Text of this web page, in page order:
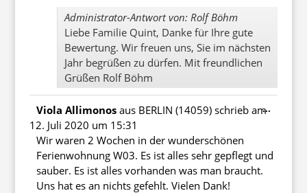
Administrator-Antwort von: Rolf Böhm
Liebe Familie Quint, Danke für Ihre gute
Bewertung. Wir freuen uns, Sie im nächsten
Jahr begrüßen zu dürfen. Mit freundlichen
Grüßen Rolf Böhm
Viola Allimonos aus BERLIN (14059) schrieb am
12. Juli 2020 um 15:31
Wir waren 2 Wochen in der wunderschönen
Ferienwohnung W03. Es ist alles sehr gepflegt und
sauber. Es ist alles vorhanden was man braucht.
Uns hat es an nichts gefehlt. Vielen Dank!
...